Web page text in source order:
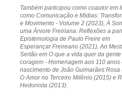
Também participou como coautor em
como Comunicação e Mídias:
e Movimento - Volume 2 (2023), À
uma Árvore Freiriana: Reflexões a
Epistemologia de Paulo Freire em
Esperançar Freireano (2021), Ao
Sertão em O que a vida quer da gente
coragem - Homenagem aos 110 anos
nascimento de João Guimarães Rosa
O Amor no Terceiro Milênio (2015) e
Hedonista (2013).